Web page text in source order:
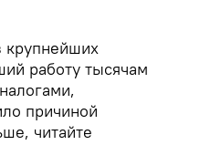
крупнейших
работу тысячам
причиной
читайте